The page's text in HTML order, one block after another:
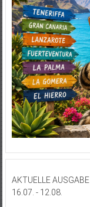
AKTUELLE
16.07. - 12.08.